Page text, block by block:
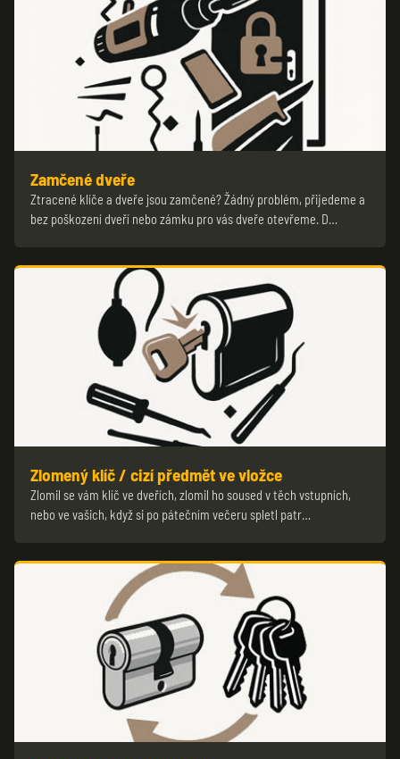
Zamčené dveře
Ztracené klíče a dveře jsou zamčené? Žádný problém, přijedeme a
bez poškození dveří nebo zámku pro vás dveře otevřeme. D…
Zlomený klíč / cizí předmět ve vložce
Zlomil se vám klíč ve dveřích, zlomil ho soused v těch vstupních,
nebo ve vašich, když si po pátečním večeru spletl patr…